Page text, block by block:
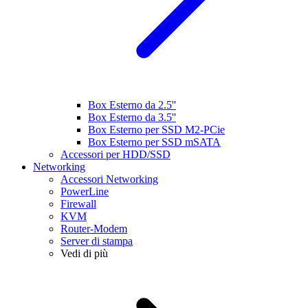
Box Esterno da 2.5''
Box Esterno da 3.5''
Box Esterno per SSD M2-PCie
Box Esterno per SSD mSATA
Accessori per HDD/SSD
Networking
Accessori Networking
PowerLine
Firewall
KVM
Router-Modem
Server di stampa
Vedi di più